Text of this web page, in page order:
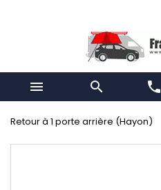
  phone
Retour à 1 porte arrière (Hayon)